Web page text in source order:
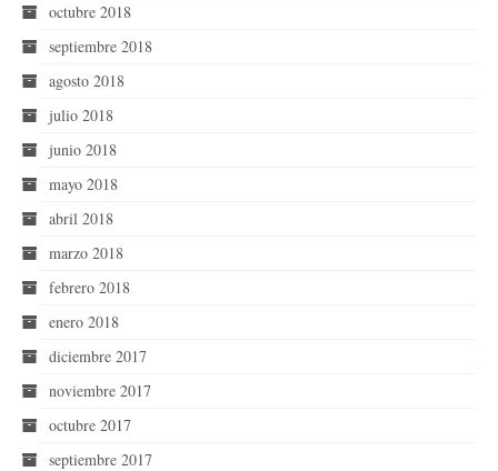
octubre 2018
septiembre 2018
agosto 2018
julio 2018
junio 2018
mayo 2018
abril 2018
marzo 2018
febrero 2018
enero 2018
diciembre 2017
noviembre 2017
octubre 2017
septiembre 2017